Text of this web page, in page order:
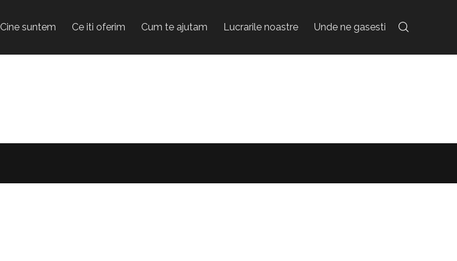
Cine suntem Ce iti oferim Cum te ajutam Lucrarile noastre Unde ne gasesti